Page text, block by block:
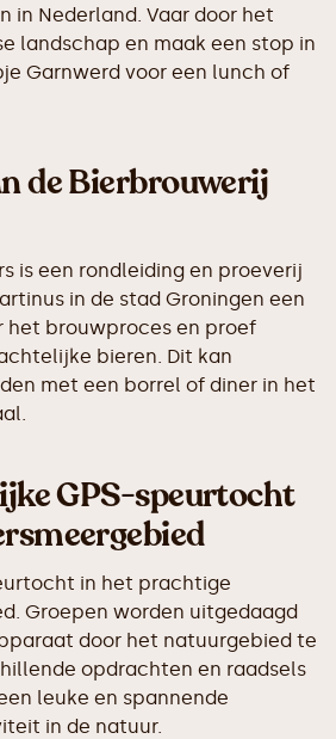
in Nederland. Vaar door het
landschap en maak een stop in
Garnwerd voor een lunch of
de Bierbrouwerij
is een rondleiding en proeverij
in de stad Groningen een
het brouwproces en proef
bieren. Dit kan
met een borrel of diner in het
GPS-speurtocht
in het prachtige
Groepen worden uitgedaagd
door het natuurgebied te
opdrachten en raadsels
leuke en spannende
in de natuur.